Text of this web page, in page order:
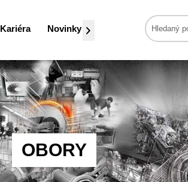
Kariéra Novinky 
OBORY